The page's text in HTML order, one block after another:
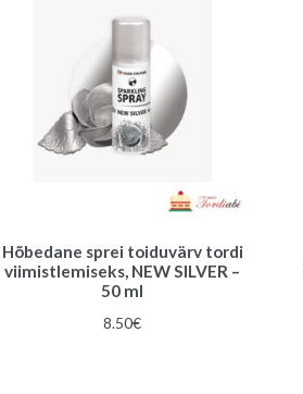
Hõbedane sprei toiduvärv tordi
viimistlemiseks, NEW SILVER –
50 ml
8.50€